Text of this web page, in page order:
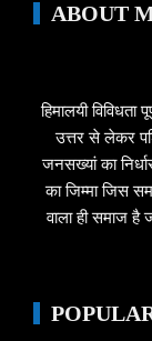
ABOUT
हिमालयी
उत्तर से लेकर
जनसख्यां का
का जिम्मा जिस
वाला ही समाज है